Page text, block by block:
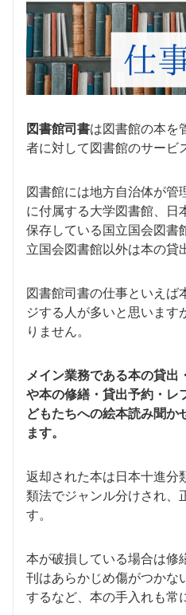
図書館司書は図書館の本を
者に対して図書館のサービ
図書館には地方自治体が管
に付属する大学図書館、日
保存している国立国会図書
立国会図書館以外は本の貸
図書館司書の仕事といえば
ジする人が多いと思います
りません。
メイン業務である本の貸出
や本の修繕・貸出予約・レ
どもたちへの絵本読み聞か
ます。
返却された本は日本十進分
類法でジャンル分けされ、
す。
本が破損している場合は修
刊はあらかじめ傷がつかな
するなど、本の手入れも常